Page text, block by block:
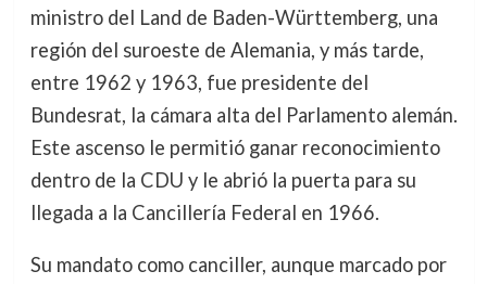
ministro del Land de Baden-Württemberg, una
región del suroeste de Alemania, y más tarde,
entre 1962 y 1963, fue presidente del
Bundesrat, la cámara alta del Parlamento alemán.
Este ascenso le permitió ganar reconocimiento
dentro de la CDU y le abrió la puerta para su
llegada a la Cancillería Federal en 1966.
Su mandato como canciller, aunque marcado por